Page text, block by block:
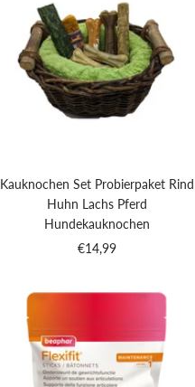
Kauknochen Set Probierpaket Rind
Huhn Lachs Pferd
Hundekauknochen
Angebotspreis
€14,99